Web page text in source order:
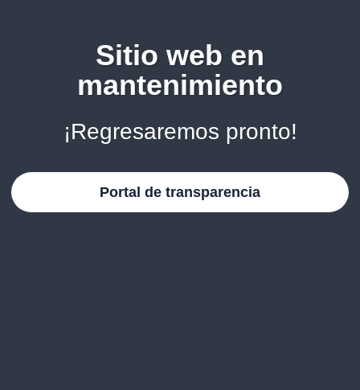
Sitio web en
mantenimiento
¡Regresaremos pronto!
Portal de transparencia